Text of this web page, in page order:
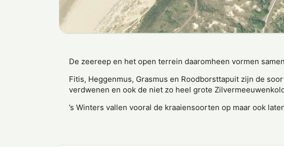
De zeereep en het open terrein daaromheen vormen
Fitis, Heggenmus, Grasmus en Roodborsttapuit zijn de
verdwenen en ook de niet zo heel grote
’s Winters vallen vooral de kraaiensoorten op maar ook